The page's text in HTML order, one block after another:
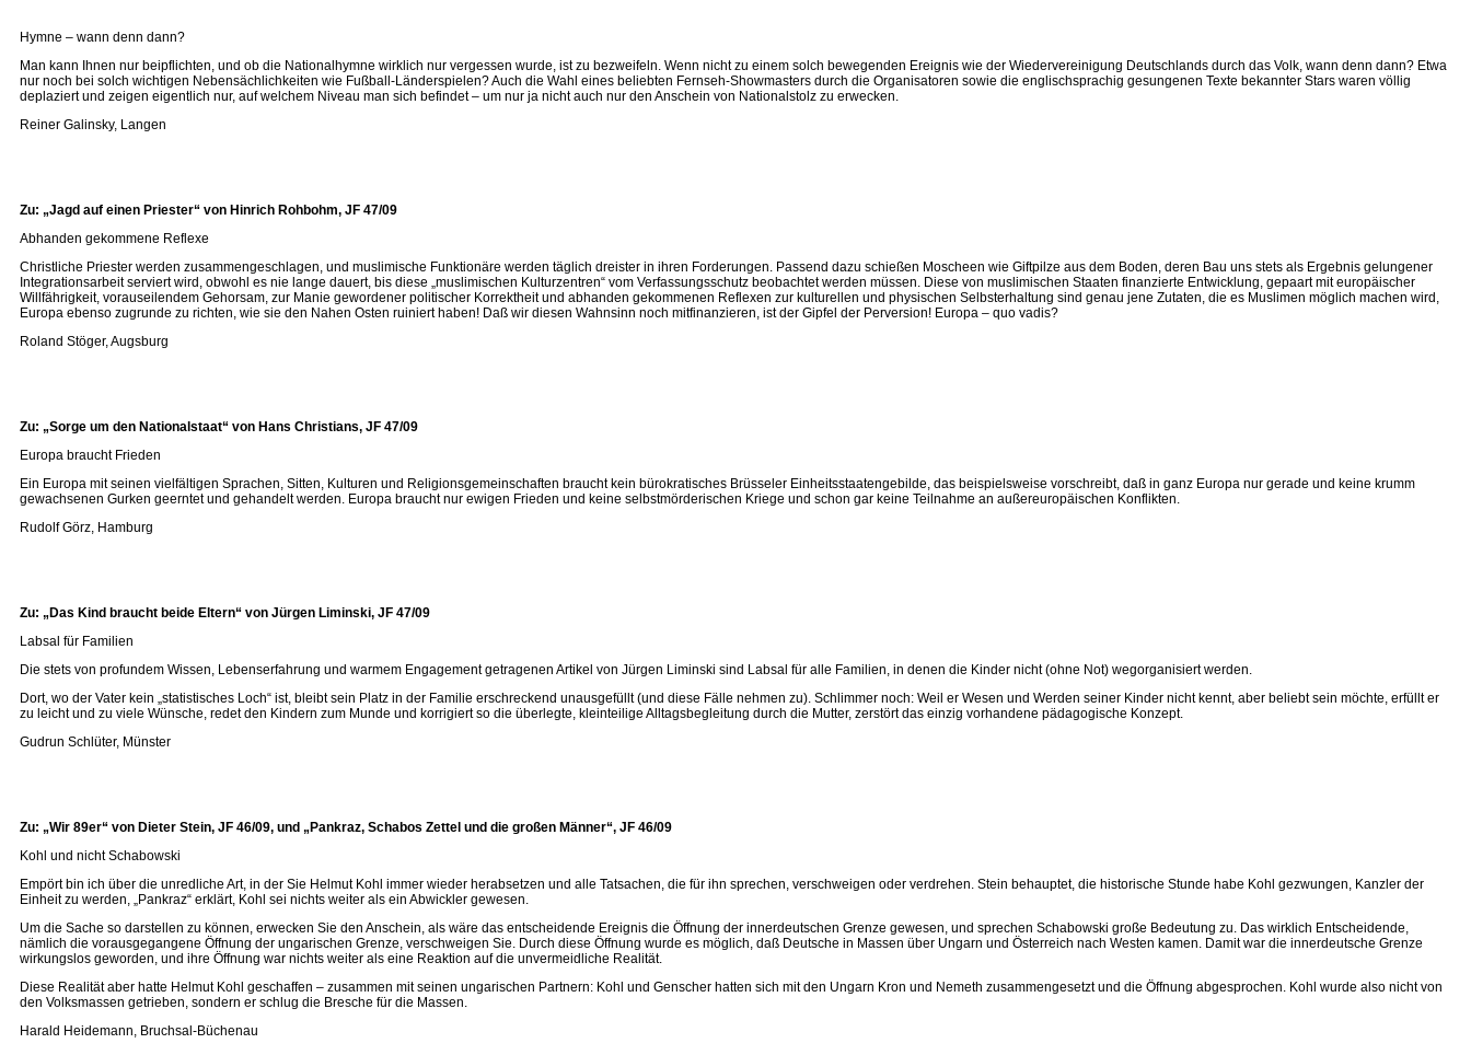
Hymne – wann denn dann?
Man kann Ihnen nur beipflichten, und ob die Nationalhymne wirklich nur vergessen wurde, ist zu bezweifeln. Wenn nicht zu einem solch bewegenden Ereignis wie der Wiedervereinigung Deutschlands durch das Volk, wann denn dann? Etwa
nur noch bei solch wichtigen Nebensächlichkeiten wie Fußball-Länderspielen? Auch die Wahl eines beliebten Fernseh-Showmasters durch die Organisatoren sowie die englischsprachig gesungenen Texte bekannter Stars waren völlig
deplaziert und zeigen eigentlich nur, auf welchem Niveau man sich befindet – um nur ja nicht auch nur den Anschein von Nationalstolz zu erwecken.
Reiner Galinsky, Langen
Zu: „Jagd auf einen Priester“ von Hinrich Rohbohm, JF 47/09
Abhanden gekommene Reflexe
Christliche Priester werden zusammengeschlagen, und muslimische Funktionäre werden täglich dreister in ihren Forderungen. Passend dazu schießen Moscheen wie Giftpilze aus dem Boden, deren Bau uns stets als Ergebnis gelungener
Integrationsarbeit serviert wird, obwohl es nie lange dauert, bis diese „muslimischen Kulturzentren“ vom Verfassungsschutz beobachtet werden müssen. Diese von muslimischen Staaten finanzierte Entwicklung, gepaart mit europäischer
Willfährigkeit, vorauseilendem Gehorsam, zur Manie gewordener politischer Korrektheit und abhanden gekommenen Reflexen zur kulturellen und physischen Selbsterhaltung sind genau jene Zutaten, die es Muslimen möglich machen wird,
Europa ebenso zugrunde zu richten, wie sie den Nahen Osten ruiniert haben! Daß wir diesen Wahnsinn noch mitfinanzieren, ist der Gipfel der Perversion! Europa – quo vadis?
Roland Stöger, Augsburg
Zu: „Sorge um den Nationalstaat“ von Hans Christians, JF 47/09
Europa braucht Frieden
Ein Europa mit seinen vielfältigen Sprachen, Sitten, Kulturen und Religionsgemeinschaften braucht kein bürokratisches Brüsseler Einheitsstaatengebilde, das beispielsweise vorschreibt, daß in ganz Europa nur gerade und keine krumm
gewachsenen Gurken geerntet und gehandelt werden. Europa braucht nur ewigen Frieden und keine selbstmörderischen Kriege und schon gar keine Teilnahme an außereuropäischen Konflikten.
Rudolf Görz, Hamburg
Zu: „Das Kind braucht beide Eltern“ von Jürgen Liminski, JF 47/09
Labsal für Familien
Die stets von profundem Wissen, Lebenserfahrung und warmem Engagement getragenen Artikel von Jürgen Liminski sind Labsal für alle Familien, in denen die Kinder nicht (ohne Not) wegorganisiert werden.
Dort, wo der Vater kein „statistisches Loch“ ist, bleibt sein Platz in der Familie erschreckend unausgefüllt (und diese Fälle nehmen zu). Schlimmer noch: Weil er Wesen und Werden seiner Kinder nicht kennt, aber beliebt sein möchte, erfüllt er
zu leicht und zu viele Wünsche, redet den Kindern zum Munde und korrigiert so die überlegte, kleinteilige Alltagsbegleitung durch die Mutter, zerstört das einzig vorhandene pädagogische Konzept.
Gudrun Schlüter, Münster
Zu: „Wir 89er“ von Dieter Stein, JF 46/09, und „Pankraz, Schabos Zettel und die großen Männer“, JF 46/09
Kohl und nicht Schabowski
Empört bin ich über die unredliche Art, in der Sie Helmut Kohl immer wieder herabsetzen und alle Tatsachen, die für ihn sprechen, verschweigen oder verdrehen. Stein behauptet, die historische Stunde habe Kohl gezwungen, Kanzler der
Einheit zu werden, „Pankraz“ erklärt, Kohl sei nichts weiter als ein Abwickler gewesen.
Um die Sache so darstellen zu können, erwecken Sie den Anschein, als wäre das entscheidende Ereignis die Öffnung der innerdeutschen Grenze gewesen, und sprechen Schabowski große Bedeutung zu. Das wirklich Entscheidende,
nämlich die vorausgegangene Öffnung der ungarischen Grenze, verschweigen Sie. Durch diese Öffnung wurde es möglich, daß Deutsche in Massen über Ungarn und Österreich nach Westen kamen. Damit war die innerdeutsche Grenze
wirkungslos geworden, und ihre Öffnung war nichts weiter als eine Reaktion auf die unvermeidliche Realität.
Diese Realität aber hatte Helmut Kohl geschaffen – zusammen mit seinen ungarischen Partnern: Kohl und Genscher hatten sich mit den Ungarn Kron und Nemeth zusammengesetzt und die Öffnung abgesprochen. Kohl wurde also nicht von
den Volksmassen getrieben, sondern er schlug die Bresche für die Massen.
Harald Heidemann, Bruchsal-Büchenau